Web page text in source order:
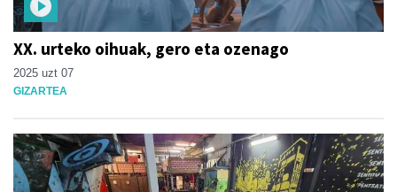
XX. urteko oihuak, gero eta ozenago
2025 uzt 07
GIZARTEA